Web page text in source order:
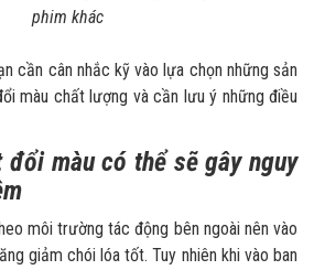
phim khác
cần cân nhắc kỹ vào lựa chọn những sản
màu chất lượng và cần lưu ý những điều
đổi màu có thể sẽ gây nguy
môi trường tác động bên ngoài nên vào
giảm chói lóa tốt. Tuy nhiên khi vào ban